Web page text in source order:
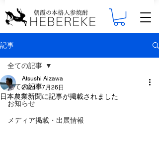
記事
全ての記事
お知らせ
メディア掲載・出展情報
全ての記事
日本農業新聞に記事が掲載されました
Atsushi Aizawa
2024年7月26日